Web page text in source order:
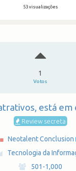
53 visualizações
1
Votos
está em
Review secreta
Neotalent Conclusion
Tecnologia da
·
501-1,000